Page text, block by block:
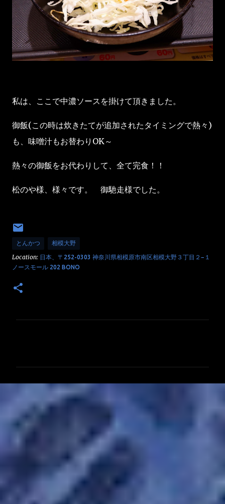
私は、ここで中濃ソースを掛けて頂きました。
御飯(この時は炊きたてが追加されたタイミングで熱々)
も、味噌汁もお替わりOK～
熱々の御飯をお代わりして、全て完食！！
松のや様、様々です。 御馳走様でした。
とんかつ 相模大野
Location: 日本、〒252-0303 神奈川県相模原市南区相模大野３丁目２−１
ノースモール 202 BONO